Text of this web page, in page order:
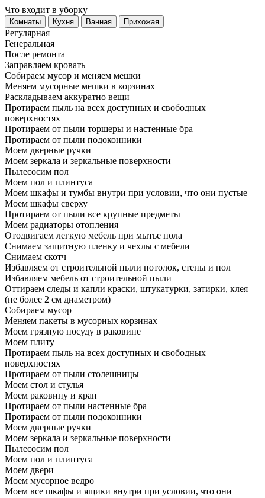
Что входит в уборку
Регу­лярная
Гене­ральная
После ремонта
Заправляем кровать
Собираем мусор и меняем мешки
Меняем мусорные мешки в корзинах
Раскладываем аккуратно вещи
Протираем пыль на всех доступных и свободных
поверхностях
Протираем от пыли торшеры и настенные бра
Протираем от пыли подоконники
Моем дверные ручки
Моем зеркала и зеркальные поверхности
Пылесосим пол
Моем пол и плинтуса
Моем шкафы и тумбы внутри при условии, что они пустые
Моем шкафы сверху
Протираем от пыли все крупные предметы
Моем радиаторы отопления
Отодвигаем легкую мебель при мытье пола
Снимаем защитную пленку и чехлы с мебели
Снимаем скотч
Избавляем от строительной пыли потолок, стены и пол
Избавляем мебель от строительной пыли
Оттираем следы и капли краски, штукатурки, затирки, клея
(не более 2 см диаметром)
Собираем мусор
Меняем пакеты в мусорных корзинах
Моем грязную посуду в раковине
Моем плиту
Протираем пыль на всех доступных и свободных
поверхностях
Протираем от пыли столешницы
Моем стол и стулья
Моем раковину и кран
Протираем от пыли настенные бра
Протираем от пыли подоконники
Моем дверные ручки
Моем зеркала и зеркальные поверхности
Пылесосим пол
Моем пол и плинтуса
Моем двери
Моем мусорное ведро
Моем все шкафы и ящики внутри при условии, что они